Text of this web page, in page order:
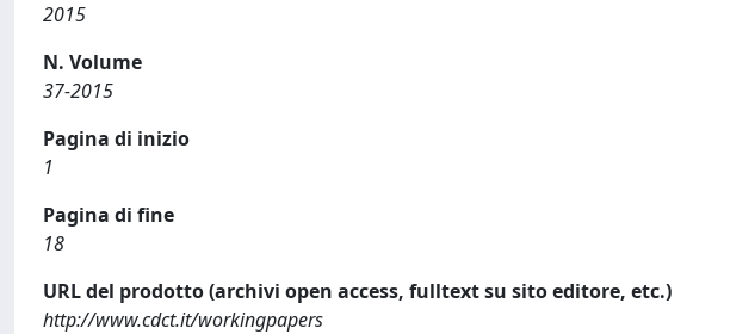
2015
N. Volume
37-2015
Pagina di inizio
1
Pagina di fine
18
URL del prodotto (archivi open access, fulltext su sito editore, etc.)
http://www.cdct.it/workingpapers